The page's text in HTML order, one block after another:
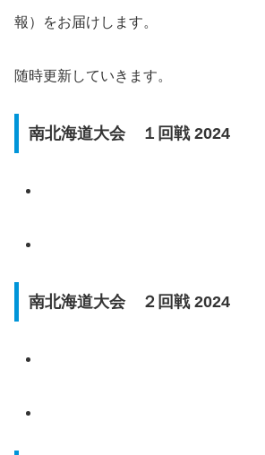
報）をお届けします。
随時更新していきます。
南北海道大会 １回戦 2024
南北海道大会 ２回戦 2024